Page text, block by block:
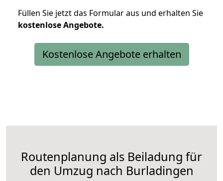
Füllen Sie jetzt das Formular aus und erhalten Sie
kostenloseAngebote.
Kostenlose Angebote erhalten
Routenplanung als Beiladung für
den Umzug nach Burladingen